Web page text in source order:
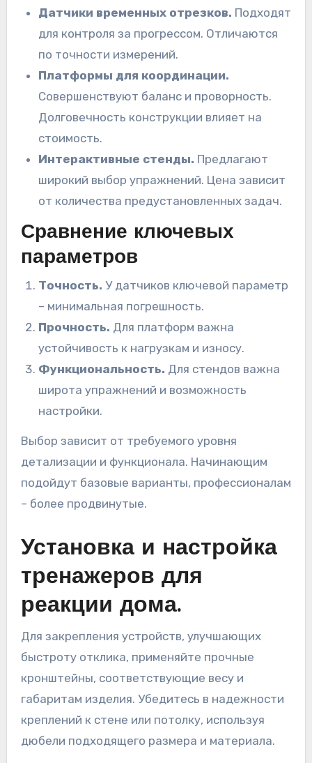
Датчики временных отрезков. Подходят
для контроля за прогрессом. Отличаются
по точности измерений.
Платформы для координации.
Совершенствуют баланс и проворность.
Долговечность конструкции влияет на
стоимость.
Интерактивные стенды. Предлагают
широкий выбор упражнений. Цена зависит
от количества предустановленных задач.
Сравнение ключевых
параметров
Точность. У датчиков ключевой параметр
– минимальная погрешность.
Прочность. Для платформ важна
устойчивость к нагрузкам и износу.
Функциональность. Для стендов важна
широта упражнений и возможность
настройки.
Выбор зависит от требуемого уровня
детализации и функционала. Начинающим
подойдут базовые варианты, профессионалам
– более продвинутые.
Установка и настройка
тренажеров для
реакции дома.
Для закрепления устройств, улучшающих
быстроту отклика, применяйте прочные
кронштейны, соответствующие весу и
габаритам изделия. Убедитесь в надежности
креплений к стене или потолку, используя
дюбели подходящего размера и материала.